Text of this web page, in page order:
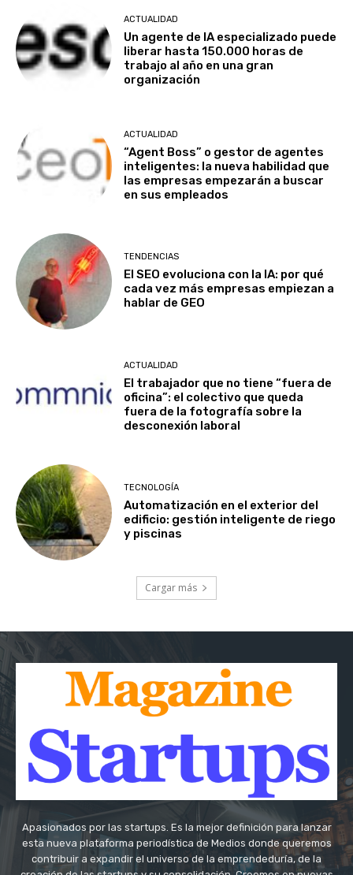
ACTUALIDAD
Un agente de IA especializado puede
liberar hasta 150.000 horas de
trabajo al año en una gran
organización
ACTUALIDAD
“Agent Boss” o gestor de agentes
inteligentes: la nueva habilidad que
las empresas empezarán a buscar
en sus empleados
TENDENCIAS
El SEO evoluciona con la IA: por qué
cada vez más empresas empiezan a
hablar de GEO
ACTUALIDAD
El trabajador que no tiene “fuera de
oficina”: el colectivo que queda
fuera de la fotografía sobre la
desconexión laboral
TECNOLOGÍA
Automatización en el exterior del
edificio: gestión inteligente de riego
y piscinas
Cargar más
Apasionados por las startups. Es la mejor definición para lanzar
esta nueva plataforma periodística de Medios donde queremos
contribuir a expandir el universo de la emprendeduría, de la